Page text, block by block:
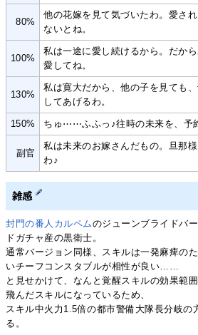
80%
他の花嫁を見て気づいたわ。愛さ
ないとね。
100%
私は一途に愛し続けるから。だか
愛してね。
130%
私は寛大だから、他の子を見ても
してあげるわ。
150% ちゅ⋯⋯ふふっ♪往時の未来を、予
副官
私は未来のお嫁さんだもの。旦那
わ♪
雑感
封門の番人カルペムのジューンブライドバ
ドガチャ産の黒衛士。
通常バージョン同様、スキルは一発麻痺の
いチーフコンスタブルが相性が良い……
と見せかけて、なんと覚醒スキルの効果範
飛んだスキルになっているため、
スキル中火力1.5倍の都市警備大隊長分岐の
る。